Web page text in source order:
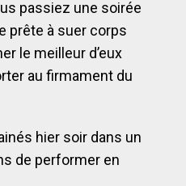
passiez une soirée
prête à suer corps
le meilleur d’eux
au firmament du
hier soir dans un
de performer en